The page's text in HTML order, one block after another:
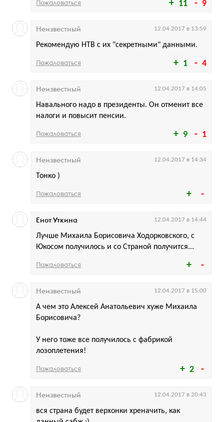
11 9
Пожаловаться
1 4
Рекомендую НТВ с их "секретными" данными.
Неизвестный 12.04.2017 в 13:59
Пожаловаться
9 1
Навального надо в президенты. Он отменит все
налоги и повысит пенсии.
Неизвестный 12.04.2017 в 14:05
Пожаловаться
Тонко )
Неизвестный 12.04.2017 в 14:34
Пожаловаться
Лучше Михаила Борисовича Ходорковского, с
Юкосом получилось и со Страной получится...
Енот Уткина 12.04.2017 в 14:44
Пожаловаться
2
А чем это Алексей Анатольевич хуже Михаила
Борисовича?
У него тоже все получилось с фабрикой
лозоплетения!
Неизвестный 12.04.2017 в 15:00
Пожаловаться
вся страна будет верхонки хреначить, как
Неизвестный 12.04.2017 в 20:43